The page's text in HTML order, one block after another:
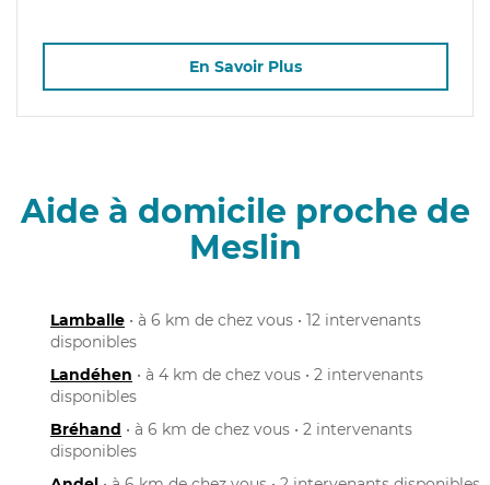
En Savoir Plus
Aide à domicile proche de
Meslin
Lamballe • à 6 km de chez vous • 12 intervenants
disponibles
Landéhen • à 4 km de chez vous • 2 intervenants
disponibles
Bréhand • à 6 km de chez vous • 2 intervenants
disponibles